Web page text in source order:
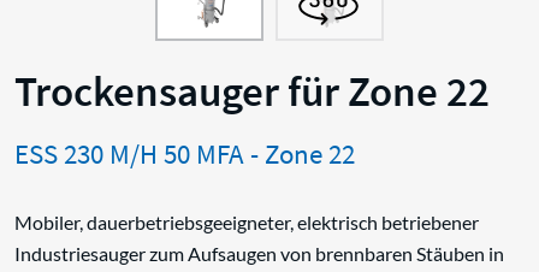
Trockensauger für Zone 22
ESS 230 M/H 50 MFA - Zone 22
Mobiler, dauerbetriebsgeeigneter, elektrisch betriebener
Industriesauger zum Aufsaugen von brennbaren Stäuben in